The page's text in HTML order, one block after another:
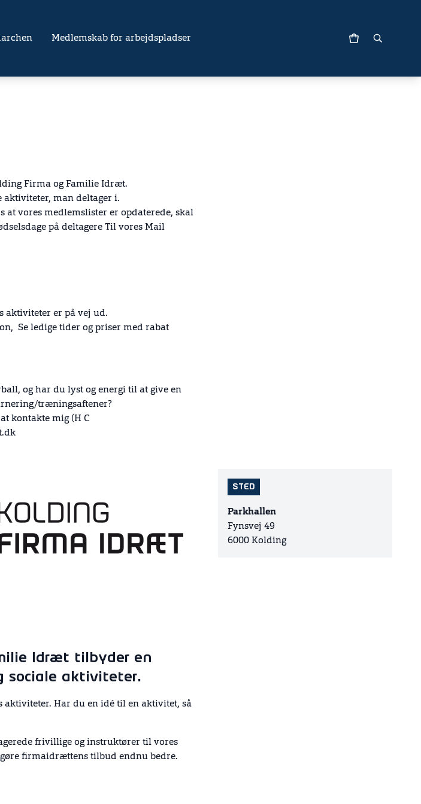
Medlemskab for arbejdspladser
Firma og Familie Idræt.
aktiviteter, man deltager i.
at vores medlemslister er opdaterede, skal
på deltagere Til vores Mail
aktiviteter er på vej ud.
Se ledige tider og priser med rabat
og har du lyst og energi til at give en
træningsaftener?
kontakte mig (H C
Idræt tilbyder en
sociale aktiviteter.
Har du en idé til en aktivitet, så
frivillige og instruktører til vores
firmaidrættens tilbud endnu bedre.
STED
Parkhallen
Fynsvej 49
6000 Kolding